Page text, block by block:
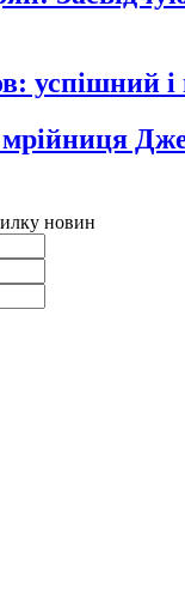
успішний
новин